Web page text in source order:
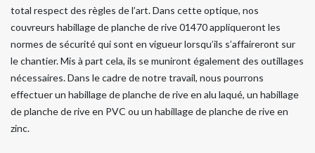
total respect des règles de l’art. Dans cette optique, nos
couvreurs habillage de planche de rive 01470 appliqueront les
normes de sécurité qui sont en vigueur lorsqu’ils s’affaireront sur
le chantier. Mis à part cela, ils se muniront également des outillages
nécessaires. Dans le cadre de notre travail, nous pourrons
effectuer un habillage de planche de rive en alu laqué, un habillage
de planche de rive en PVC ou un habillage de planche de rive en
zinc.